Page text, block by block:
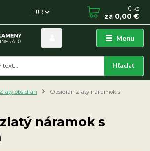
Menu
EUR
Hľadať
0 ks
za 0,00 €
Zlatý obsidián
Obsidián zlatý náramok s
náramok s